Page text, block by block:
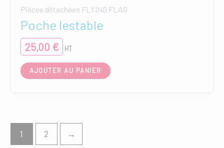
Pièces détachées FLYING FLAG
Poche lestable
25,00 € HT
AJOUTER AU PANIER
1 2 →